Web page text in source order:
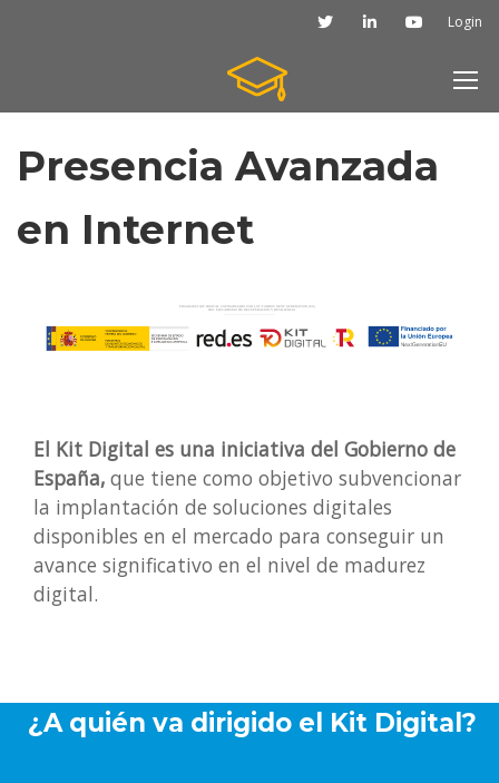
Login
Presencia Avanzada
en Internet
El Kit Digital es una iniciativa del Gobierno de
España, que tiene como objetivo subvencionar
la implantación de soluciones digitales
disponibles en el mercado para conseguir un
avance significativo en el nivel de madurez
digital.
¿A quién va dirigido el Kit Digital?